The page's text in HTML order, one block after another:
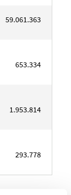
59.061.363
653.334
1.953.814
293.778